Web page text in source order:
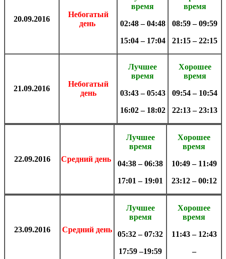
20.09.2016
Небогатый
день
время
02:48 – 04:48
15:04 – 17:04
время
08:59 – 09:59
21:15 – 22:15
21.09.2016
Небогатый
день
Лучшее
время
03:43 – 05:43
16:02 – 18:02
Хорошее
время
09:54 – 10:54
22:13 – 23:13
22.09.2016 Средний день
Лучшее
время
04:38 – 06:38
17:01 – 19:01
Хорошее
время
10:49 – 11:49
23:12 – 00:12
23.09.2016 Средний день
Лучшее
время
05:32 – 07:32
17:59 –19:59
Хорошее
время
11:43 – 12:43
–